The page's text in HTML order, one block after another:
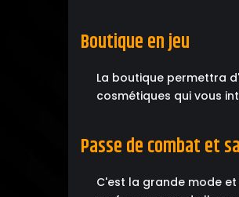
Boutique en jeu
La boutique permettra
cosmétiques qui vous
Passe de combat et
C'est la grande mode